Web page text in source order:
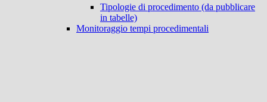
Tipologie di procedimento (da pubblicare
in tabelle)
Monitoraggio tempi procedimentali